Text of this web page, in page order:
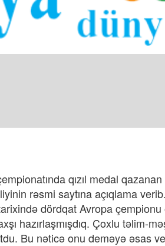
qızıl medal qazanan
rəsmi saytına açıqlama
dördqat Avropa
hazırlaşmışdıq. Çoxlu təlim-
Bu nəticə onu deməyə əsas